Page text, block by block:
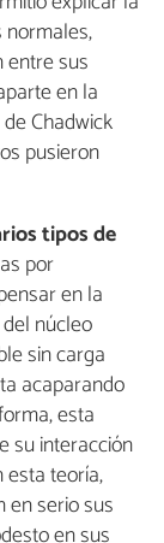
normales,
entre sus
en la
Chadwick
pusieron
tipos de
por
en la
núcleo
sin carga
acaparando
esta
su interacción
esta teoría,
en serio sus
en sus